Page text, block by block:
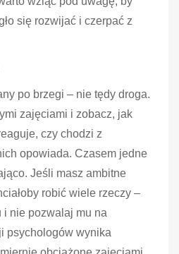
się rozwijać i czerpać z
po brzegi – nie tędy droga.
zajęciami i zobacz, jak
czy chodzi z
opowiada. Czasem jedne
Jeśli masz ambitne
robić wiele rzeczy –
i nie pozwalaj mu na
psychologów wynika